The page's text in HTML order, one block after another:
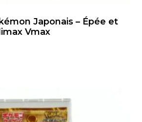
Japonais – Épée et
Vmax